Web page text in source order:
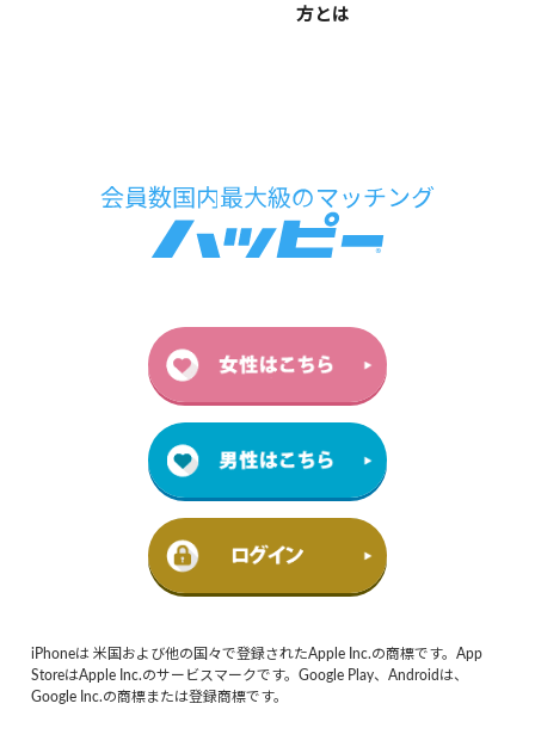
方とは
iPhoneは 米国および他の国々で登録されたApple Inc.の商標です。App
StoreはApple Inc.のサービスマークです。Google Play、Androidは、
Google Inc.の商標または登録商標です。